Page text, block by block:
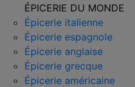
ÉPICERIE DU MONDE
Épicerie italienne
Épicerie espagnole
Épicerie anglaise
Épicerie grecque
Épicerie américaine